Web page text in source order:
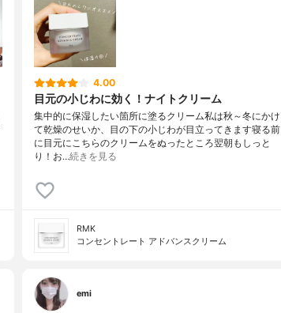
4.00
目元の小じわに効く！ナイトクリーム
集中的に保湿したい箇所に塗るクリーム私は秋～冬にかけ
て乾燥のせいか、目の下の小じわが目立ってきます寝る前
に目元にこちらのクリームをぬったところ翌朝もしっと
り！お…続きを見る
RMK
コンセントレート アドバンスクリーム
emi